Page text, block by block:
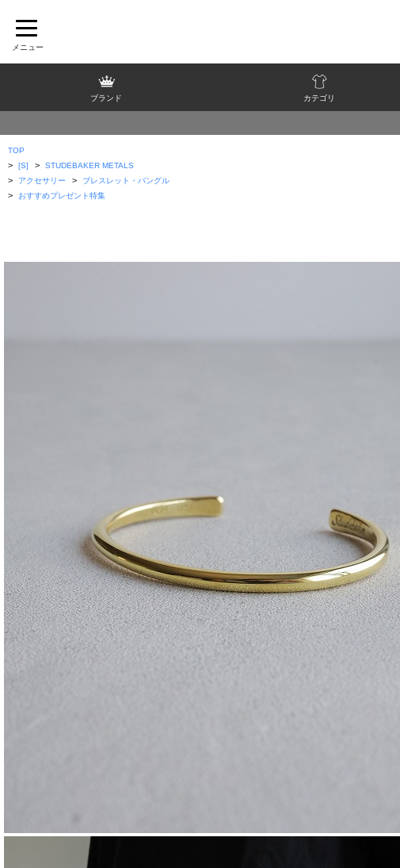
ブランド カテゴリ
TOP
> [S] > STUDEBAKER METALS
> アクセサリー > ブレスレット・バングル
> おすすめプレゼント特集